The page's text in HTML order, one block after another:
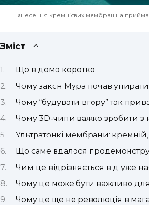
Нанесення кремнієвих мембран на
Зміст
Що відомо коротко
Чому закон Мура почав
Чому “будувати вгору” так
Чому 3D-чипи важко зробити з
Ультратонкі мембрани:
Що саме вдалося
Чим це відрізняється від уже
Чому це може бути важливо для
Чому це ще не революція в